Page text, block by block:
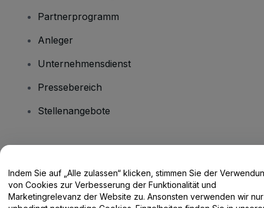
Partnerprogramm
Anleger
Unternehmensdienst
Pressebereich
Stellenangebote
Hilfe-Center / Kontakt
Indem Sie auf „Alle zulassen“ klicken, stimmen Sie der
von Cookies zur Verbesserung der Funktionalität und
Marketingrelevanz der Website zu. Ansonsten verwenden wir nur